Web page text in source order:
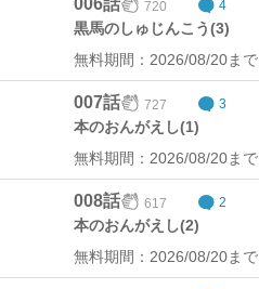
006話 720 4
黒馬のしゅじんこう(3)
無料期間：2026/08/20まで
007話 727 3
本のおんがえし(1)
無料期間：2026/08/20まで
008話 617 2
本のおんがえし(2)
無料期間：2026/08/20まで